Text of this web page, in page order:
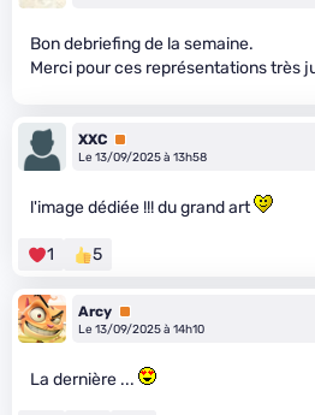
Bon debriefing de la semaine.
Merci pour ces représentations très
XXC Premium
Le 13/09/2025 à 13h58
l'image dédiée !!! du grand art
1 5
Arcy Premium
Le 13/09/2025 à 14h10
La dernière ...